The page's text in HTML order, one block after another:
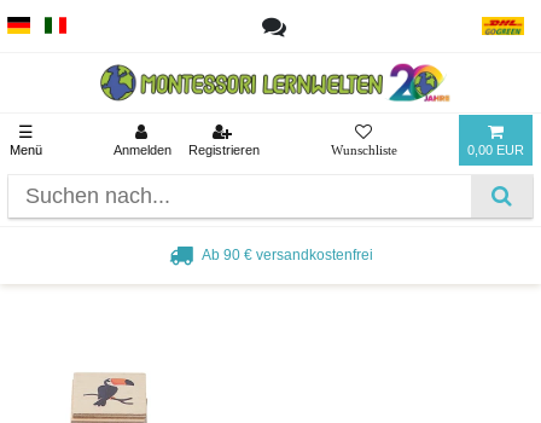
☰
Menü Anmelden Registrieren 0,00 EUR
Ab 90 € versandkostenfrei